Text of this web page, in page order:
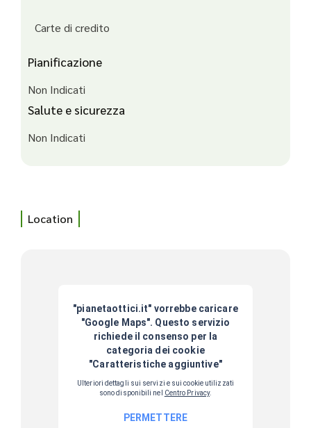
Carte di credito
Pianificazione
Non Indicati
Salute e sicurezza
Non Indicati
Location